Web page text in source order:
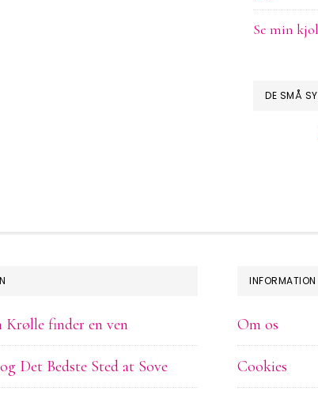
Se min
DE SMÅ
finder en ven
Det Bedste Sted at Sove
INFORMATION
Om os
Cookies